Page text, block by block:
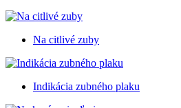
Na citlivé zuby
Indikácia zubného plaku